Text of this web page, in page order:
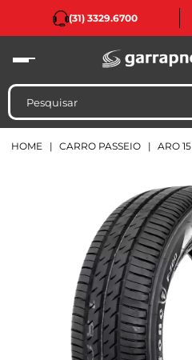
(31) 3329.6700
HOME CARRO PASSEIO ARO 15